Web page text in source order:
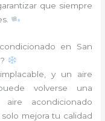
que siempre
en San
y un aire
volverse una
acondicionado
mejora tu calidad